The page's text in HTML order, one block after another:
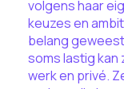
volgens haar
keuzes en
belang
soms lastig kan
werk en privé.